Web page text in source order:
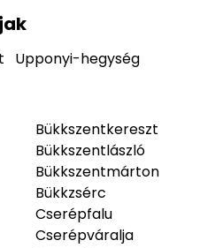
Upponyi-hegység
Bükkszentkereszt
Bükkszentlászló
Bükkszentmárton
Bükkzsérc
Cserépfalu
Cserépváralja